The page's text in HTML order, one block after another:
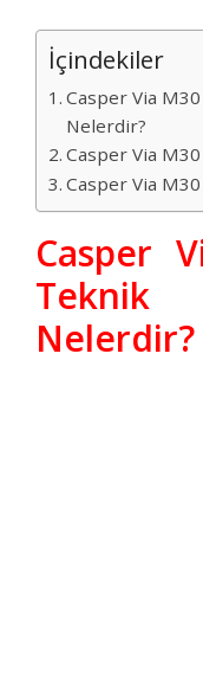
İçindekiler
Casper Via
Nelerdir?
Casper Via M30
Casper Via M30
Casper
Nelerdir?